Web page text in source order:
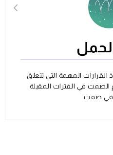
المهمة التي تتعلق
الصمت في الفترات المقبلة
في صمت.